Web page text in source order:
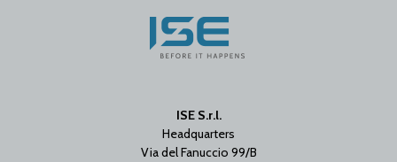
ISE S.r.l.
Headquarters
Via del Fanuccio 99/B